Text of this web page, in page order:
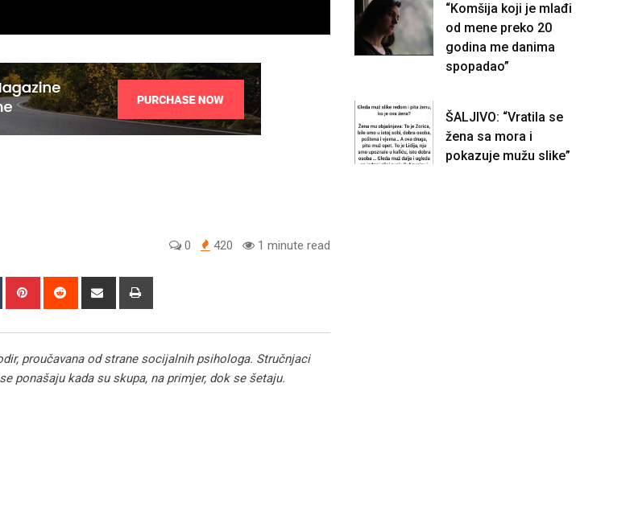
0 420 1 minute read
Tumblr Pinterest Reddit
Share
proučavana od strane socijalnih psihologa. Stručnjaci
ponašaju kada su skupa, na primjer, dok se šetaju.
“Komšija koji je mlađi
od mene preko 20
godina me danima
spopadao”
ŠALJIVO: “Vratila se
žena sa mora i
pokazuje mužu slike”